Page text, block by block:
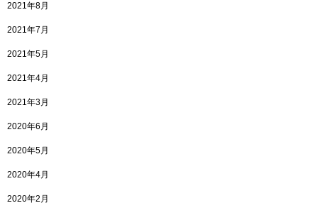
2021年8月
2021年7月
2021年5月
2021年4月
2021年3月
2020年6月
2020年5月
2020年4月
2020年2月